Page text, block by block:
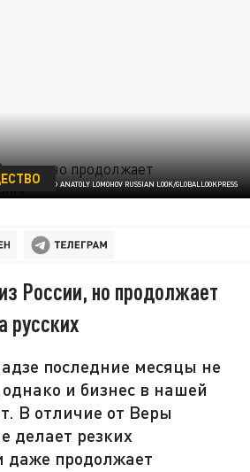
© ANATOLY LOMOHOV RUSSIAN LOOK/GLOBALLOOKPRESS
России, но продолжает
русских
последние месяцы не
и бизнес в нашей
В отличие от Веры
делает резких
даже продолжает